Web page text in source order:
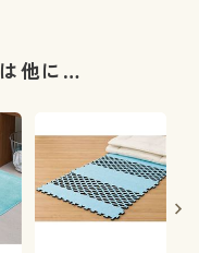
他に…